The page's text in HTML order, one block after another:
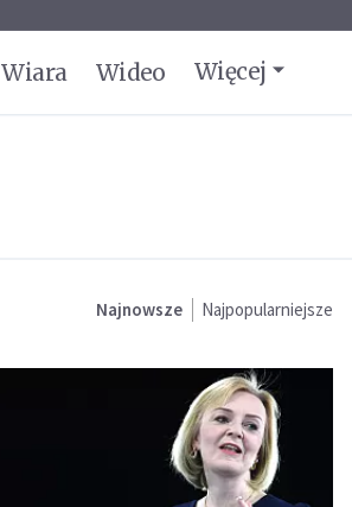
Wiara Wideo Więcej
Najnowsze Najpopularniejsze